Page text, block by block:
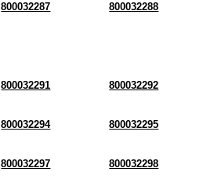
800032287 800032288
800032291 800032292
800032294 800032295
800032297 800032298